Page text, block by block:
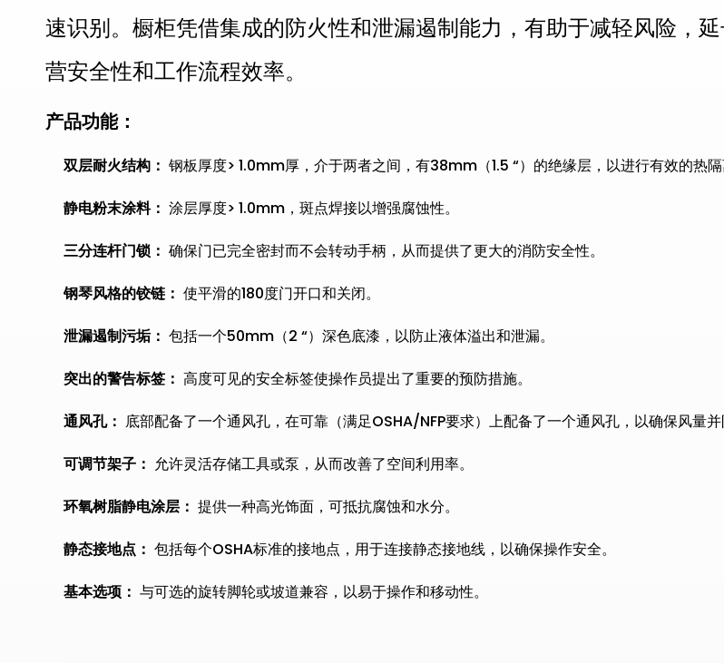
速识别。橱柜凭借集成的防火性和泄漏遏制能力，有助于减轻风险，
营安全性和工作流程效率。
产品功能：
双层耐火结构： 钢板厚度> 1.0mm厚，介于两者之间，有38mm（1.5 “）的绝缘层，以进行有效的热隔
静电粉末涂料： 涂层厚度> 1.0mm，斑点焊接以增强腐蚀性。
三分连杆门锁： 确保门已完全密封而不会转动手柄，从而提供了更大的消防安全性。
钢琴风格的铰链： 使平滑的180度门开口和关闭。
泄漏遏制污垢： 包括一个50mm（2 “）深色底漆，以防止液体溢出和泄漏。
突出的警告标签： 高度可见的安全标签使操作员提出了重要的预防措施。
通风孔： 底部配备了一个通风孔，在可靠（满足OSHA/NFP要求）上配备了一个通风孔，以确保风量并
可调节架子： 允许灵活存储工具或泵，从而改善了空间利用率。
环氧树脂静电涂层： 提供一种高光饰面，可抵抗腐蚀和水分。
静态接地点： 包括每个OSHA标准的接地点，用于连接静态接地线，以确保操作安全。
基本选项： 与可选的旋转脚轮或坡道兼容，以易于操作和移动性。